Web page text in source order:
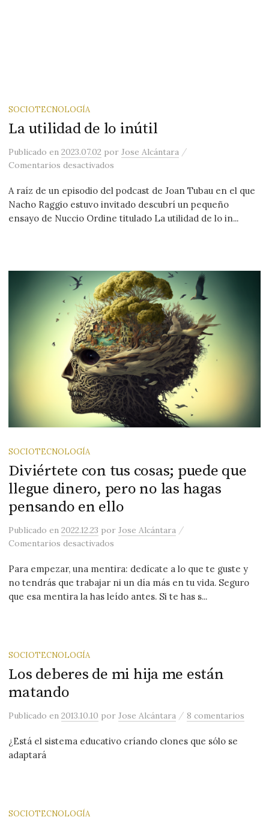
SOCIOTECNOLOGÍA
La utilidad de lo inútil
Publicadoen2023.07.02 porJose Alcántara /
Comentarios desactivados
A raíz de un episodio del podcast de Joan Tubau en el que
Nacho Raggio estuvo invitado descubrí un pequeño
ensayo de Nuccio Ordine titulado La utilidad de lo in...
SOCIOTECNOLOGÍA
Diviértete con tus cosas; puede que
llegue dinero, pero no las hagas
pensando en ello
Publicadoen2022.12.23 porJose Alcántara /
Comentarios desactivados
Para empezar, una mentira: dedícate a lo que te guste y
no tendrás que trabajar ni un día más en tu vida. Seguro
que esa mentira la has leído antes. Si te has s...
SOCIOTECNOLOGÍA
Los deberes de mi hija me están
matando
Publicadoen2013.10.10 porJose Alcántara /8 comentarios
¿Está el sistema educativo críando clones que sólo se
adaptará
SOCIOTECNOLOGÍA